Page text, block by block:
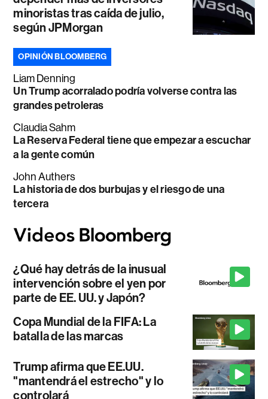
minoristas tras caída de julio,
según JPMorgan
OPINIÓN BLOOMBERG
Liam Denning
Un Trump acorralado podría volverse contra las
grandes petroleras
Claudia Sahm
La Reserva Federal tiene que empezar a escuchar
a la gente común
John Authers
La historia de dos burbujas y el riesgo de una
tercera
¿Qué hay detrás de la inusual
intervención sobre el yen por
parte de EE. UU. y Japón?
Copa Mundial de la FIFA: La
batalla de las marcas
Trump afirma que EE.UU.
"mantendrá el estrecho" y lo
controlará